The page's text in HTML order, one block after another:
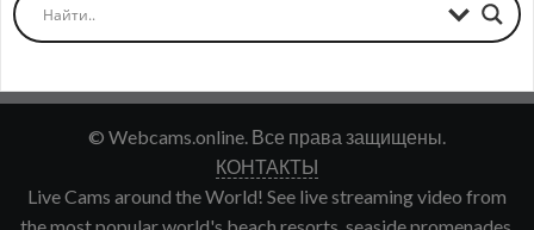
© Webcams.online. Все права защищены.
КОНТАКТЫ
Live Cams around the World! See live streaming video from